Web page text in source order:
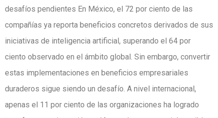
desafíos pendientes En México, el 72 por ciento de las
compañías ya reporta beneficios concretos derivados de sus
iniciativas de inteligencia artificial, superando el 64 por
ciento observado en el ámbito global. Sin embargo, convertir
estas implementaciones en beneficios empresariales
duraderos sigue siendo un desafío. A nivel internacional,
apenas el 11 por ciento de las organizaciones ha logrado